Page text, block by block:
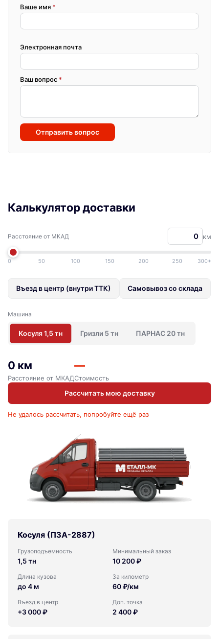
Ваше имя *
Электронная почта
Ваш вопрос *
Отправить вопрос
Калькулятор доставки
Расстояние от МКАД км
0 50 100 150 200 250 300+
Въезд в центр (внутри ТТК) Самовывоз со склада
Машина
Косуля 1,5 тн Гризли 5 тн ПАРНАС 20 тн
0 км
Расстояние от МКАД
—
Стоимость
Рассчитать мою доставку
Не удалось рассчитать, попробуйте ещё раз
Косуля (ПЗА-2887)
Грузоподъемность
1,5 тн
Минимальный заказ
10 200 ₽
Длина кузова
до 4 м
За километр
60 ₽/км
Въезд в центр
+3 000 ₽
Доп. точка
2 400 ₽